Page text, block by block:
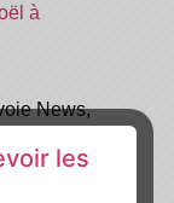
à
News,
leurs les